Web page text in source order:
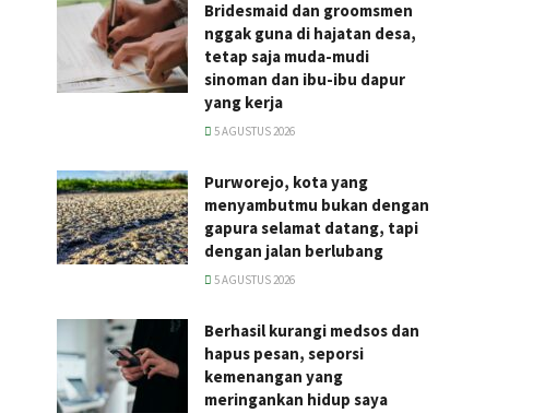
Bridesmaid dan groomsmen
nggak guna di hajatan desa,
tetap saja muda-mudi
sinoman dan ibu-ibu dapur
yang kerja
5 AGUSTUS 2026
Purworejo, kota yang
menyambutmu bukan dengan
gapura selamat datang, tapi
dengan jalan berlubang
5 AGUSTUS 2026
Berhasil kurangi medsos dan
hapus pesan, seporsi
kemenangan yang
meringankan hidup saya